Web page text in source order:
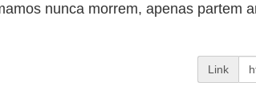
nunca morrem, apenas partem
Link